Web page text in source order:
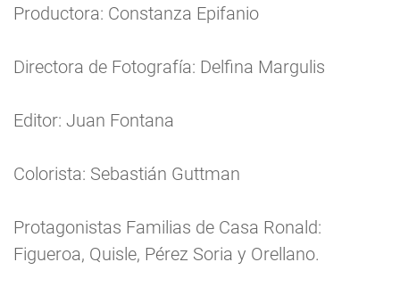
Productora: Constanza Epifanio
Directora de Fotografía: Delfina Margulis
Editor: Juan Fontana
Colorista: Sebastián Guttman
Protagonistas Familias de Casa Ronald:
Figueroa, Quisle, Pérez Soria y Orellano.